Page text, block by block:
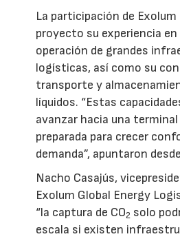
La participación de
proyecto su experiencia
operación de grandes
logísticas, así como su
transporte y
líquidos. “Estas
avanzar hacia una
preparada para crecer
demanda”, apuntaron
Nacho Casajús,
Exolum Global Energy
“la captura de CO2 solo
escala si existen